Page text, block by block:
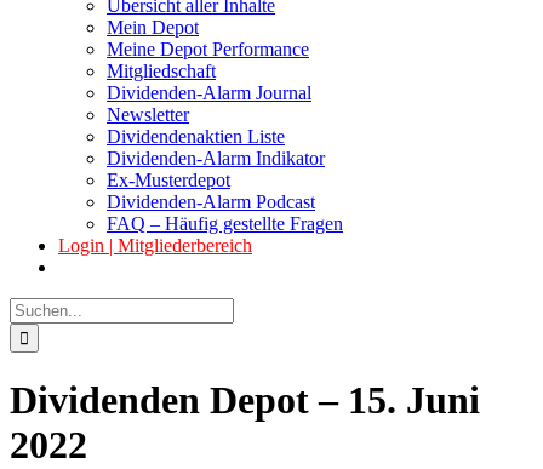
Übersicht aller Inhalte
Mein Depot
Meine Depot Performance
Mitgliedschaft
Dividenden-Alarm Journal
Newsletter
Dividendenaktien Liste
Dividenden-Alarm Indikator
Ex-Musterdepot
Dividenden-Alarm Podcast
FAQ – Häufig gestellte Fragen
Login | Mitgliederbereich
Suche
nach:
Dividenden Depot – 15. Juni
2022